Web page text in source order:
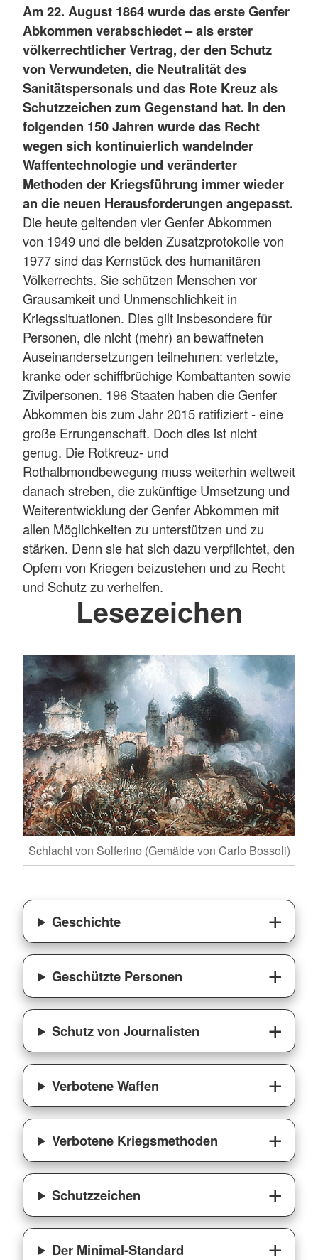
Am 22. August 1864 wurde das erste Genfer
Abkommen verabschiedet – als erster
völkerrechtlicher Vertrag, der den Schutz
von Verwundeten, die Neutralität des
Sanitätspersonals und das Rote Kreuz als
Schutzzeichen zum Gegenstand hat. In den
folgenden 150 Jahren wurde das Recht
wegen sich kontinuierlich wandelnder
Waffentechnologie und veränderter
Methoden der Kriegsführung immer wieder
an die neuen Herausforderungen angepasst.
Die heute geltenden vier Genfer Abkommen
von 1949 und die beiden Zusatzprotokolle von
1977 sind das Kernstück des humanitären
Völkerrechts. Sie schützen Menschen vor
Grausamkeit und Unmenschlichkeit in
Kriegssituationen. Dies gilt insbesondere für
Personen, die nicht (mehr) an bewaffneten
Auseinandersetzungen teilnehmen: verletzte,
kranke oder schiffbrüchige Kombattanten sowie
Zivilpersonen. 196 Staaten haben die Genfer
Abkommen bis zum Jahr 2015 ratifiziert - eine
große Errungenschaft. Doch dies ist nicht
genug. Die Rotkreuz- und
Rothalbmondbewegung muss weiterhin weltweit
danach streben, die zukünftige Umsetzung und
Weiterentwicklung der Genfer Abkommen mit
allen Möglichkeiten zu unterstützen und zu
stärken. Denn sie hat sich dazu verpflichtet, den
Opfern von Kriegen beizustehen und zu Recht
und Schutz zu verhelfen.
Lesezeichen
Schlacht von Solferino (Gemälde von Carlo Bossoli)
Geschichte
Geschützte Personen
Schutz von Journalisten
Verbotene Waffen
Verbotene Kriegsmethoden
Schutzzeichen
Der Minimal-Standard